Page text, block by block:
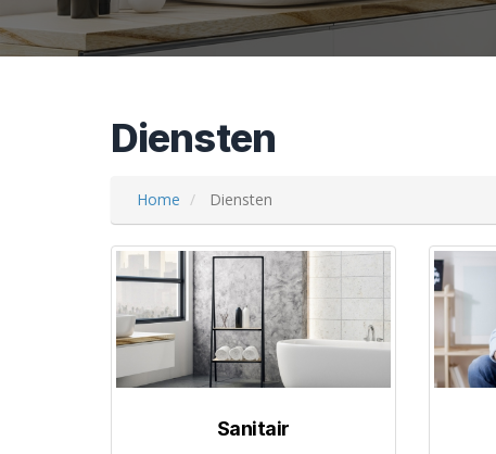
Diensten
Home Diensten
Sanitair